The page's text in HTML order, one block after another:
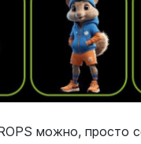
можно, просто